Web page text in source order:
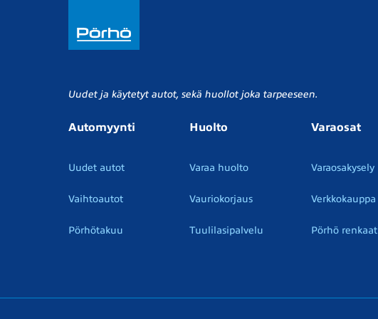
Uudet ja käytetyt autot, sekä huollot joka tarpeeseen.
Automyynti
Uudet autot
Vaihtoautot
Pörhötakuu
Huolto
Varaa huolto
Vauriokorjaus
Tuulilasipalvelu
Varaosat
Varaosakysely
Verkkokauppa
Pörhö renkaat